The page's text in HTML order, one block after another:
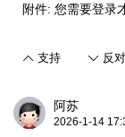
附件: 您需要登录
支持 反对
阿苏
2026-1-14